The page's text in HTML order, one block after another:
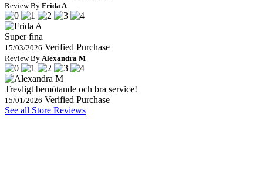
Review By Frida A
Super fina
15/03/2026 Verified Purchase
Review By Alexandra M
Trevligt bemötande och bra service!
15/01/2026 Verified Purchase
See all Store Reviews